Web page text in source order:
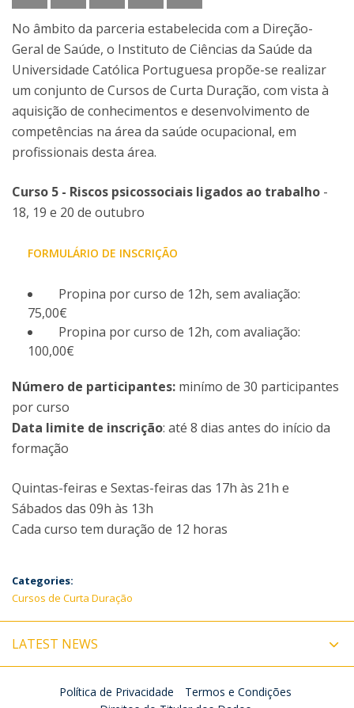
No âmbito da parceria estabelecida com a Direção-
Geral de Saúde, o Instituto de Ciências da Saúde da
Universidade Católica Portuguesa propõe-se realizar
um conjunto de Cursos de Curta Duração, com vista à
aquisição de conhecimentos e desenvolvimento de
competências na área da saúde ocupacional, em
profissionais desta área.
Curso 5 - Riscos psicossociais ligados ao trabalho -
18, 19 e 20 de outubro
FORMULÁRIO DE INSCRIÇÃO
Propina por curso de 12h, sem avaliação:
75,00€
Propina por curso de 12h, com avaliação:
100,00€
Número de participantes: minímo de 30 participantes
por curso
Data limite de inscrição: até 8 dias antes do início da
formação
Quintas-feiras e Sextas-feiras das 17h às 21h e
Sábados das 09h às 13h
Cada curso tem duração de 12 horas
Categories:
Cursos de Curta Duração
LATEST NEWS
Política de Privacidade
Termos e Condições